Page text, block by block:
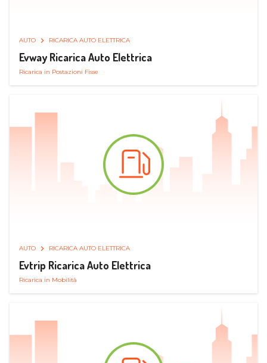
AUTO RICARICA AUTO ELETTRICA
Evway Ricarica Auto Elettrica
Ricarica in Postazioni Fisse
AUTO RICARICA AUTO ELETTRICA
Evtrip Ricarica Auto Elettrica
Ricarica in Mobilità